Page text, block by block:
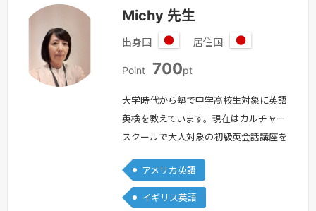
Michy 先生
出身国
本
居住国
Point 700pt
大学時代から塾で中学高校生対象に英語
英検を教えています。現在はカルチャー
スクールで大人対象の初級英会話講座を
年ほど、大学社会人向け講座で英会話・
翻訳を3年学びました。＊8月18日以降
アメリカ英語
イギリス英語